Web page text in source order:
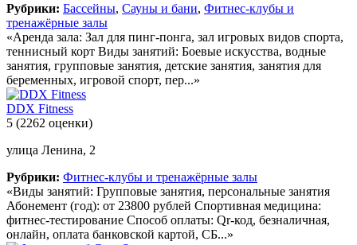
Рубрики: Бассейны, Сауны и бани, Фитнес-клубы и
тренажёрные залы
«Аренда зала: Зал для пинг-понга, зал игровых видов спорта,
теннисный корт Виды занятий: Боевые искусства, водные
занятия, групповые занятия, детские занятия, занятия для
беременных, игровой спорт, пер...»
DDX Fitness
5 (2262 оценки)
улица Ленина, 2
Рубрики: Фитнес-клубы и тренажёрные залы
«Виды занятий: Групповые занятия, персональные занятия
Абонемент (год): от 23800 рублей Спортивная медицина:
фитнес-тестирование Способ оплаты: Qr-код, безналичная,
онлайн, оплата банковской картой, СБ...»